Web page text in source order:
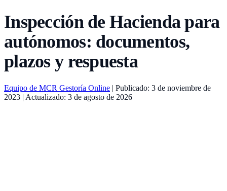
Inspección de Hacienda para
autónomos: documentos,
plazos y respuesta
Equipo de MCR Gestoría Online | Publicado: 3 de noviembre de
2023 | Actualizado: 3 de agosto de 2026